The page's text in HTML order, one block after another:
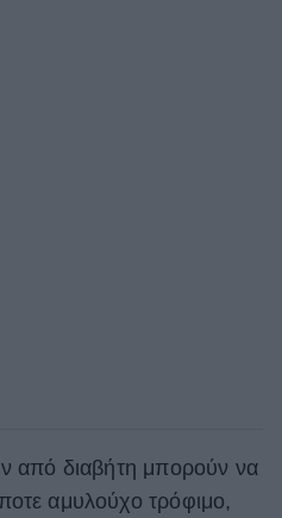
από διαβήτη μπορούν να
αμυλούχο τρόφιμο,